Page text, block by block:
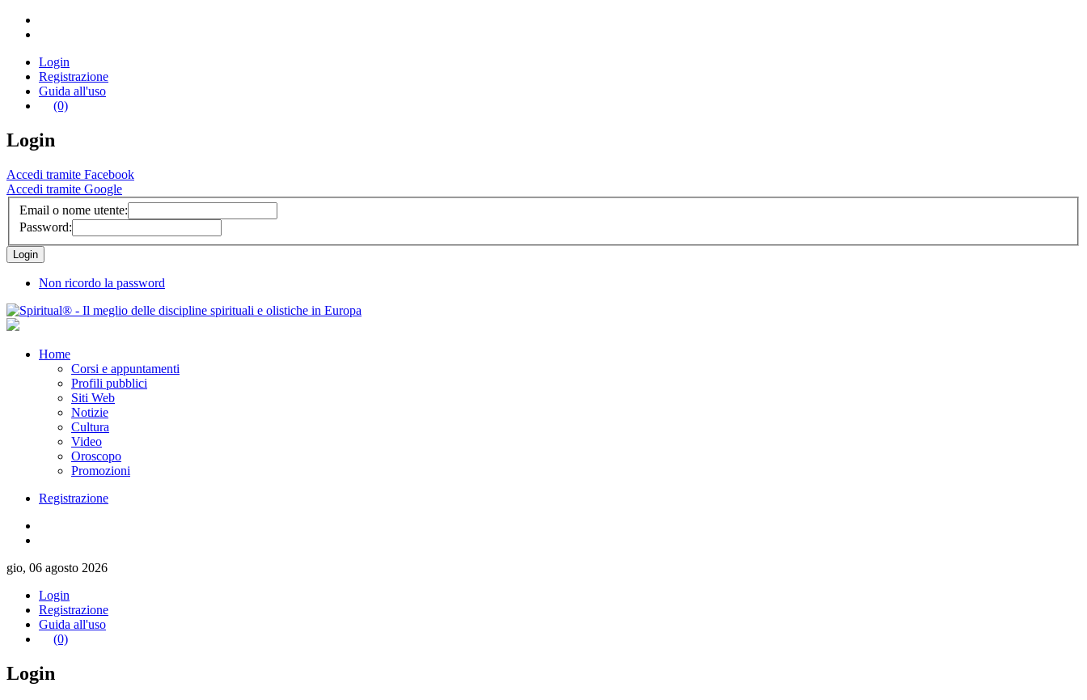
Login
Registrazione
Guida all'uso
(0)
Login
Accedi tramite Facebook
Accedi tramite Google
Email o nome utente:
Password:
Non ricordo la password
Home
Corsi e appuntamenti
Profili pubblici
Siti Web
Notizie
Cultura
Video
Oroscopo
Promozioni
Registrazione
gio, 06 agosto 2026
Login
Registrazione
Guida all'uso
(0)
Login